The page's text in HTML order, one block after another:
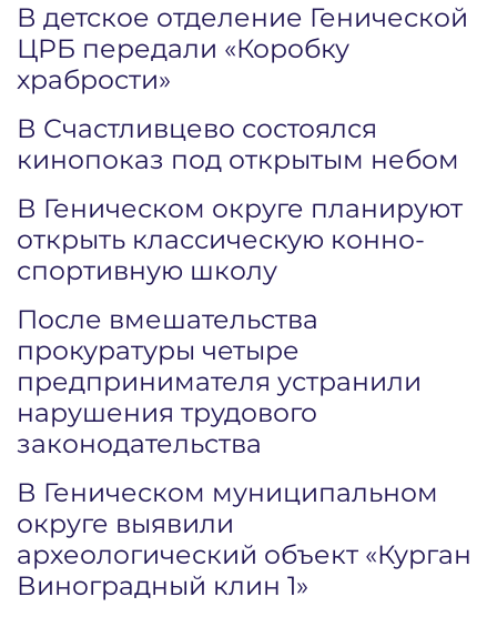
В детское отделение Генической
ЦРБ передали «Коробку
храбрости»
В Счастливцево состоялся
кинопоказ под открытым небом
В Геническом округе планируют
открыть классическую конно-
спортивную школу
После вмешательства
прокуратуры четыре
предпринимателя устранили
нарушения трудового
законодательства
В Геническом муниципальном
округе выявили
археологический объект «Курган
Виноградный клин 1»